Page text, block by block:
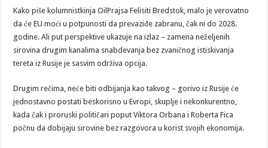
Kako piše kolumnistkinja OilPrajsa Felisiti Bredstok, malo je verovatno
da će EU moći u potpunosti da prevaziđe zabranu, čak ni do 2028.
godine. Ali put perspektive ukazuje na izlaz – zamena neželjenih
sirovina drugim kanalima snabdevanja bez zvaničnog istiskivanja
tereta iz Rusije je sasvim održiva opcija.
Drugim rečima, neće biti odbijanja kao takvog – gorivo iz Rusije će
jednostavno postati beskorisno u Evropi, skuplje i nekonkurentno,
kada čak i proruski političari poput Viktora Orbana i Roberta Fica
počnu da dobijaju sirovine bez razgovora u korist svojih ekonomija.